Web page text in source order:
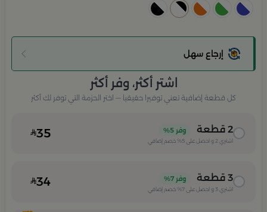
إرجاع سهل
اشتر أكثر، وفر أكثر
كل قطعة إضافية تعني توفيرا حقيقيا — اختر الحزمة التي توفر لك أكثر
2 قطعة وفر 5%
اشتري 2 و احصل على 5% خصم إضافي 35
3 قطعة وفر 7%
اشتري 3 و احصل على 7% خصم إضافي 34